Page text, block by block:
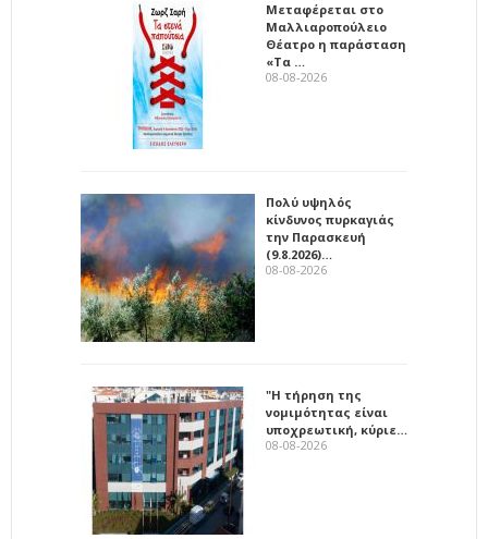
Μεταφέρεται στο
Μαλλιαροπούλειο
Θέατρο η παράσταση
«Τα …
08-08-2026
Πολύ υψηλός
κίνδυνος πυρκαγιάς
την Παρασκευή
(9.8.2026)…
08-08-2026
"Η τήρηση της
νομιμότητας είναι
υποχρεωτική, κύριε…
08-08-2026